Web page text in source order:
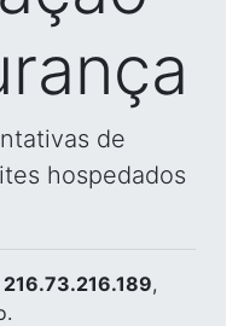
de
hospedados
216.73.216.189,